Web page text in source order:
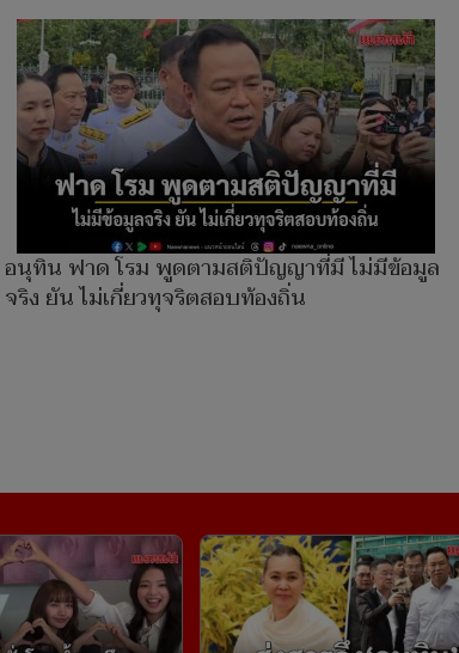
อนุทิน ฟาด โรม พูดตามสติปัญญาที่มี ไม่มีข้อมูล
จริง ยัน ไม่เกี่ยวทุจริตสอบท้องถิ่น